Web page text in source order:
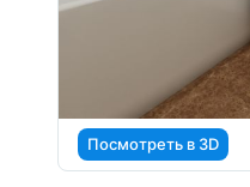
Посмотреть в 3D